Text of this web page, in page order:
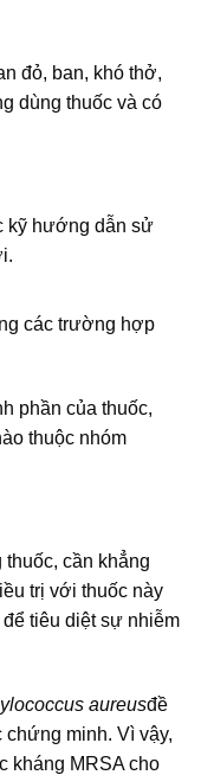
đỏ, ban, khó thở,
dùng thuốc và có
kỹ hướng dẫn sử
các trường hợp
phần của thuốc,
thuộc nhóm
cần khẳng
trị với thuốc này
tiêu diệt sự nhiễm
aureusđề
minh. Vì vậy,
kháng MRSA cho